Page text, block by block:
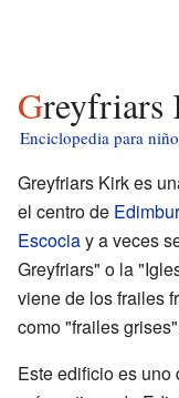
Enciclopedia para
Greyfriars Kirk es
el centro de
Escociay a veces
Greyfriars" o la
viene de los frailes
como "frailes
Este edificio es uno